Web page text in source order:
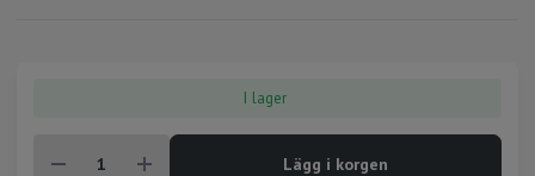
I lager
Lägg i korgen